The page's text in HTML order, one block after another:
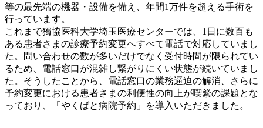
等の最先端の機器・設備を備え、年間1万件を超える手術を
行っています。
これまで獨協医科大学埼玉医療センターでは、1日に数百も
ある患者さまの診療予約変更へすべて電話で対応していまし
た。問い合わせの数が多いだけでなく受付時間が限られてい
るため、電話窓口が混雑し繋がりにくい状態が続いていまし
た。そうしたことから、電話窓口の業務逼迫の解消、さらに
予約変更における患者さまの利便性の向上が喫緊の課題とな
っており、「やくばと病院予約」を導入いただきました。